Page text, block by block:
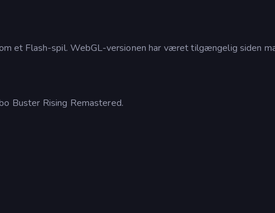
et Flash-spil. WebGL-versionen har været tilgængelig siden
Buster Rising Remastered.